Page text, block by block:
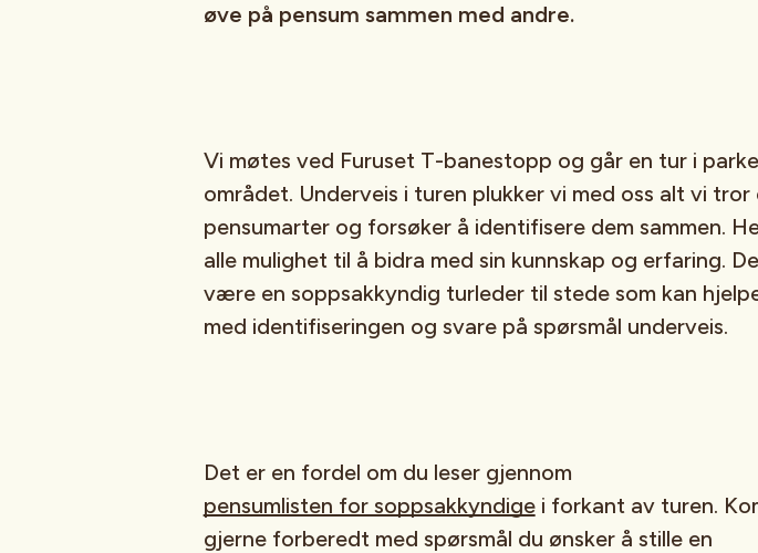
øve på pensum sammen med andre.
Vi møtes ved Furuset T-banestopp og går en tur i
området. Underveis i turen plukker vi med oss alt vi tror
pensumarter og forsøker å identifisere dem sammen.
alle mulighet til å bidra med sin kunnskap og erfaring.
være en soppsakkyndig turleder til stede som kan
med identifiseringen og svare på spørsmål underveis.
Det er en fordel om du leser gjennom
pensumlisten for soppsakkyndigei forkant av turen.
gjerne forberedt med spørsmål du ønsker å stille en